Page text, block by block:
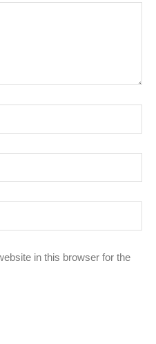
in this browser for the